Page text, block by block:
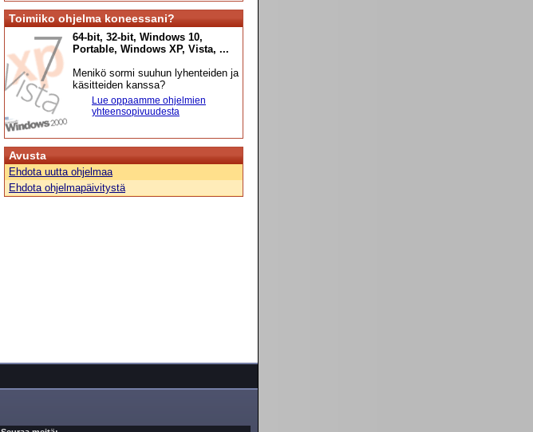
Toimiiko ohjelma koneessani?
64-bit, 32-bit, Windows 10,
Portable, Windows XP, Vista, ...
Menikö sormi suuhun lyhenteiden ja
käsitteiden kanssa?
Lue oppaamme ohjelmien
yhteensopivuudesta
Avusta
Ehdota uutta ohjelmaa
Ehdota ohjelmapäivitystä